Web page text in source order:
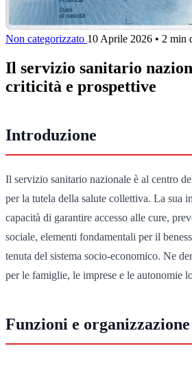
Non categorizzato 10 Aprile 2026 • 2 min
Il servizio sanitario
criticità e prospettive
Introduzione
Il servizio sanitario nazionale è al centro
per la tutela della salute collettiva. La sua
capacità di garantire accesso alle cure,
sociale, elementi fondamentali per il
tenuta del sistema socio-economico. Ne
per le famiglie, le imprese e le autonomie
Funzioni e organizzazione